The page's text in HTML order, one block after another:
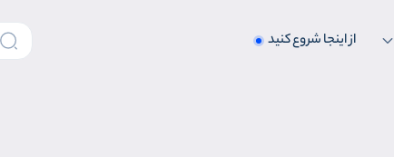
از اینجا شروع کنید